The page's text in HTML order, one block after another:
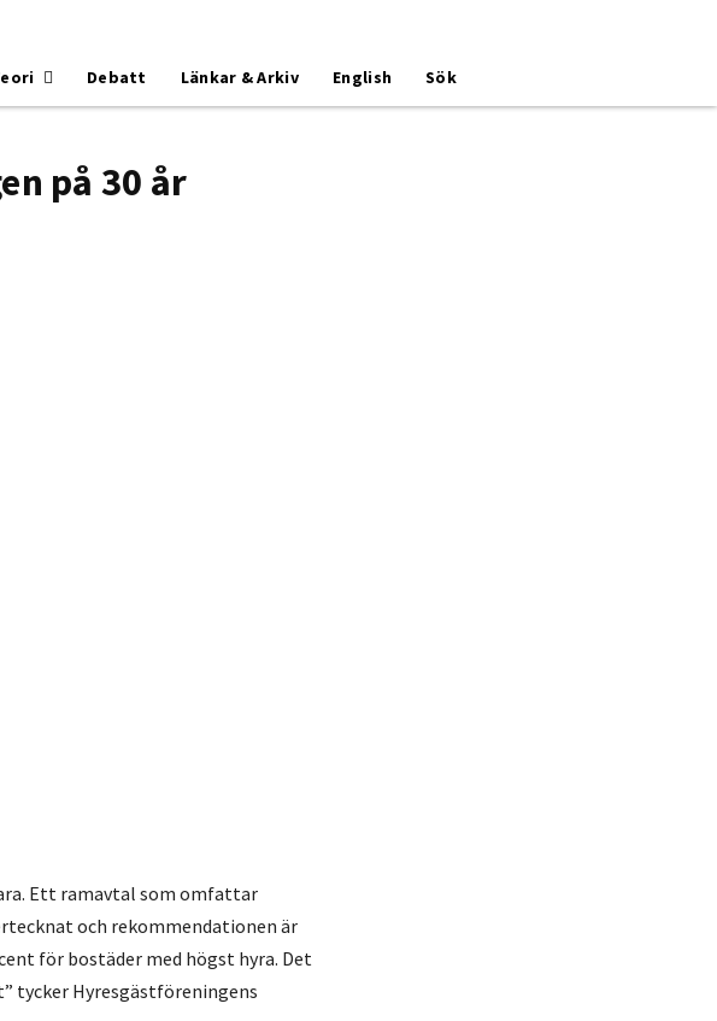
Debatt Länkar & Arkiv English Sök
på 30 år
Ett ramavtal som omfattar
och rekommendationen är
för bostäder med högst hyra. Det
tycker Hyresgästföreningens